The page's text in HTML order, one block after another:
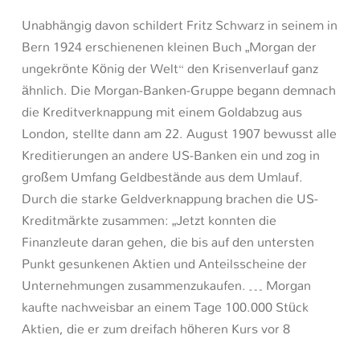
Unabhängig davon schildert Fritz Schwarz in seinem in
Bern 1924 erschienenen kleinen Buch „Morgan der
ungekrönte König der Welt“ den Krisenverlauf ganz
ähnlich. Die Morgan-Banken-Gruppe begann demnach
die Kreditverknappung mit einem Goldabzug aus
London, stellte dann am 22. August 1907 bewusst alle
Kreditierungen an andere US-Banken ein und zog in
großem Umfang Geldbestände aus dem Umlauf.
Durch die starke Geldverknappung brachen die US-
Kreditmärkte zusammen: „Jetzt konnten die
Finanzleute daran gehen, die bis auf den untersten
Punkt gesunkenen Aktien und Anteilsscheine der
Unternehmungen zusammenzukaufen. … Morgan
kaufte nachweisbar an einem Tage 100.000 Stück
Aktien, die er zum dreifach höheren Kurs vor 8